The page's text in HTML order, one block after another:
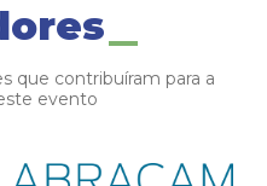
que contribuíram para a
evento